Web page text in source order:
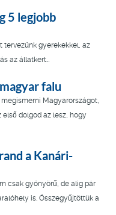
5 legjobb
tervezünk gyerekekkel, az
az állatkert…
falu
Magyarországot,
első dolgod az lesz, hogy
a Kanári-
csak gyönyörű, de alig pár
is. Összegyűjtöttük a